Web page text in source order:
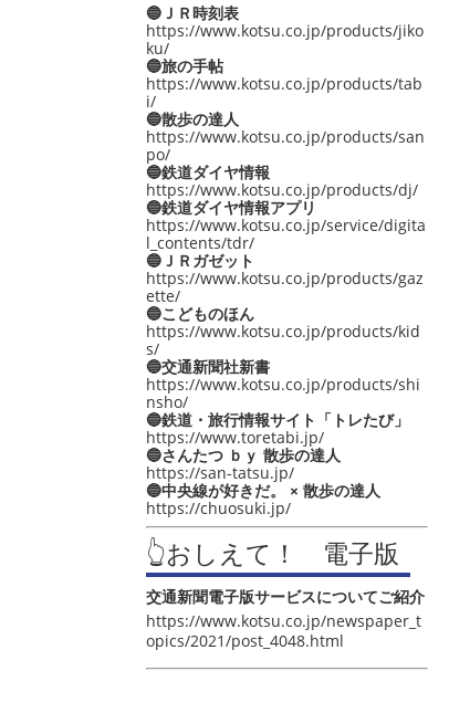
🔵ＪＲ時刻表
https://www.kotsu.co.jp/products/jiko
ku/
🔵旅の手帖
https://www.kotsu.co.jp/products/tab
i/
🔵散歩の達人
https://www.kotsu.co.jp/products/san
po/
🔵鉄道ダイヤ情報
https://www.kotsu.co.jp/products/dj/
🔵鉄道ダイヤ情報アプリ
https://www.kotsu.co.jp/service/digita
l_contents/tdr/
🔵ＪＲガゼット
https://www.kotsu.co.jp/products/gaz
ette/
🔵こどものほん
https://www.kotsu.co.jp/products/kid
s/
🔵交通新聞社新書
https://www.kotsu.co.jp/products/shi
nsho/
🔵鉄道・旅行情報サイト「トレたび」
https://www.toretabi.jp/
🔵さんたつ ｂｙ 散歩の達人
https://san-tatsu.jp/
🔵中央線が好きだ。 × 散歩の達人
https://chuosuki.jp/
👆おしえて！ 電子版
交通新聞電子版サービスについてご紹介
https://www.kotsu.co.jp/newspaper_t
opics/2021/post_4048.html